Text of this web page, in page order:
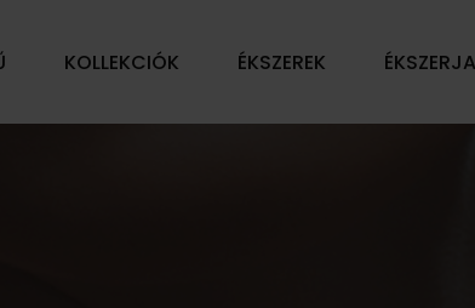
KOLLEKCIÓK ÉKSZEREK